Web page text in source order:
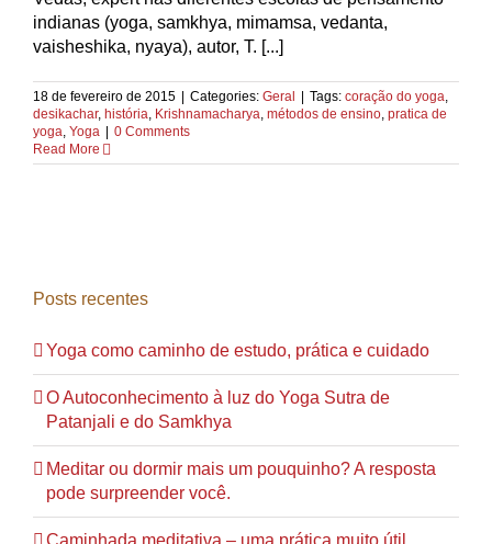
indianas (yoga, samkhya, mimamsa, vedanta,
vaisheshika, nyaya), autor, T. [...]
18 de fevereiro de 2015 Categories: Geral Tags: coração do yoga,
desikachar, história, Krishnamacharya, métodos de ensino, pratica de
yoga, Yoga
0 Comments
Read More
Posts recentes
Yoga como caminho de estudo, prática e cuidado
O Autoconhecimento à luz do Yoga Sutra de
Patanjali e do Samkhya
Meditar ou dormir mais um pouquinho? A resposta
pode surpreender você.
Caminhada meditativa – uma prática muito útil,